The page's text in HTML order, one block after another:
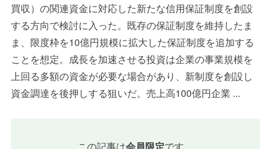
買収）の関連資金に対応した新たな信用保証制度を創設
する方向で検討に入った。既存の保証制度を維持したま
ま、限度枠を10億円規模に拡大した保証制度を追加する
ことを想定。成長を加速させる投資は企業の事業規模を
上回る多額の資金が必要な場合があり、新制度を創設し
資金調達を後押しする狙いだ。売上高100億円企業 ...
この記事は会員限定です。